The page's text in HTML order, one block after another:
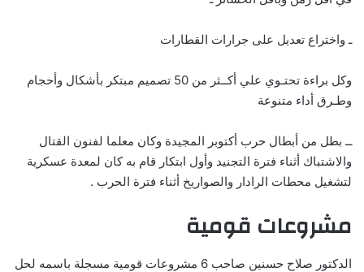
ـ واختراع تعديل على جرارات القطارات
وكل براءة تحتـوي علي أكــثر من 50 تصميم مبتكر بأشكال وأحجام
وطـرق أداء متنوعة
ــ بطل من أبطال حرب أكتوبر المجيدة وكان معلما لفنون القتال
والاشتباك أثناء فترة التجنيد وأول ابتكار قام به كان لمعدة عسكرية
لتشغيل محطات الرادار والصواريخ أثناء فترة الحرب .
مشروعات قومية
الدكتور صلاح حسنين صاحب 6 مشروعات قومية مسجلة باسمه لحل